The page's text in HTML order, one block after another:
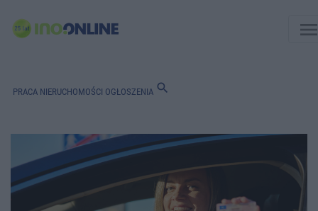
PRACA NIERUCHOMOŚCI OGŁOSZENIA search